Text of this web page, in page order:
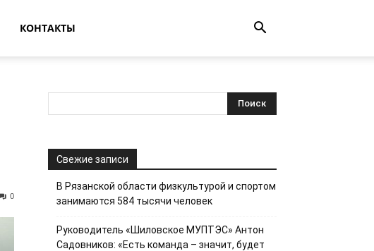
КОНТАКТЫ
0
Свежие записи
В Рязанской области физкультурой и спортом
занимаются 584 тысячи человек
Руководитель «Шиловское МУПТЭС» Антон
Садовников: «Есть команда – значит, будет